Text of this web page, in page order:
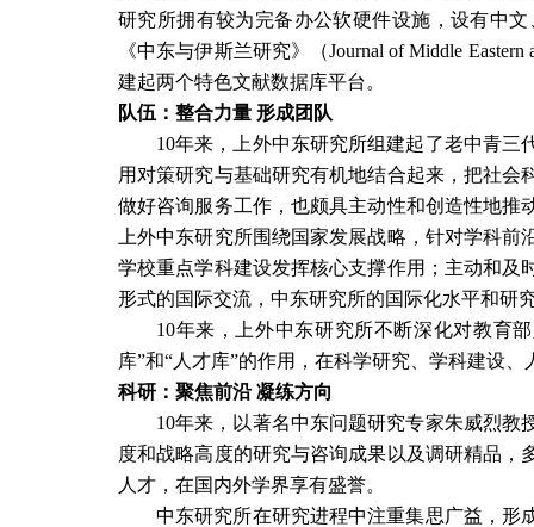
研究所拥有较为完备办公软硬件设施，设有中
《中东与伊斯兰研究》（Journal of Middle Eastern
建起两个特色文献数据库平台。
队伍：整合力量 形成团队
10年来，上外中东研究所组建起了老中青三
用对策研究与基础研究有机地结合起来，把社
做好咨询服务工作，也颇具主动性和创造性地
上外中东研究所围绕国家发展战略，针对学科
学校重点学科建设发挥核心支撑作用；主动和
形式的国际交流，中东研究所的国际化水平和研
10年来，上外中东研究所不断深化对教育
库”和“人才库”的作用，在科学研究、学科建设
科研：聚焦前沿 凝练方向
10年来，以著名中东问题研究专家朱威烈教
度和战略高度的研究与咨询成果以及调研精品
人才，在国内外学界享有盛誉。
中东研究所在研究进程中注重集思广益，形